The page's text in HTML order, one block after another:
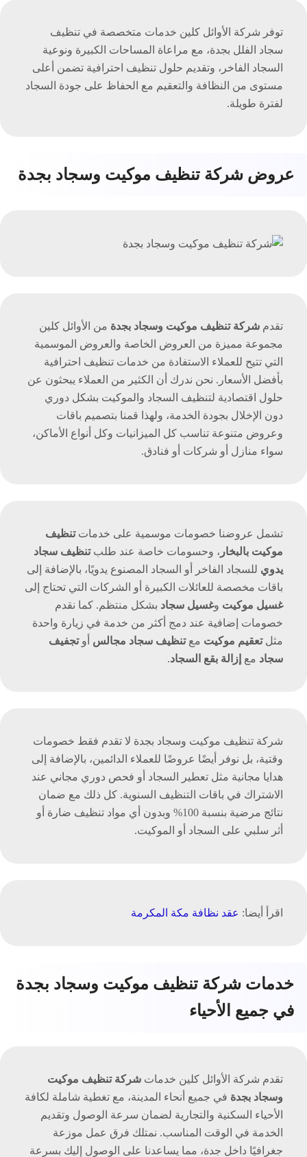
توفر شركة الأوائل كلين خدمات متخصصة في تنظيف
سجاد الفلل بجدة، مع مراعاة المساحات الكبيرة ونوعية
السجاد الفاخر، وتقديم حلول تنظيف احترافية تضمن أعلى
مستوى من النظافة والتعقيم مع الحفاظ على جودة السجاد
لفترة طويلة.
عروض شركة تنظيف موكيت وسجاد بجدة
تقدم شركة تنظيف موكيت وسجاد بجدة من الأوائل كلين
مجموعة مميزة من العروض الخاصة والعروض الموسمية
التي تتيح للعملاء الاستفادة من خدمات تنظيف احترافية
بأفضل الأسعار. نحن ندرك أن الكثير من العملاء يبحثون عن
حلول اقتصادية لتنظيف السجاد والموكيت بشكل دوري
دون الإخلال بجودة الخدمة، ولهذا قمنا بتصميم باقات
وعروض متنوعة تناسب كل الميزانيات وكل أنواع الأماكن،
سواء منازل أو شركات أو فنادق.
تشمل عروضنا خصومات موسمية على خدماتتنظيف
موكيت بالبخار ، وحسومات خاصة عند طلبتنظيف سجاد
يدوي للسجاد الفاخر أو السجاد المصنوع يدويًا، بالإضافة إلى
باقات مخصصة للعائلات الكبيرة أو الشركات التي تحتاج إلى
غسيل موكيت وغسيل سجاد بشكل منتظم. كما نقدم
خصومات إضافية عند دمج أكثر من خدمة في زيارة واحدة
مثلتعقيم موكيت معتنظيف سجاد مجالس أوتجفيف
سجاد مع إزالة بقع السجاد.
شركة تنظيف موكيت وسجاد بجدة لا تقدم فقط خصومات
وقتية، بل نوفر أيضًا عروضًا للعملاء الدائمين، بالإضافة إلى
هدايا مجانية مثل تعطير السجاد أو فحص دوري مجاني عند
الاشتراك في باقات التنظيف السنوية. كل ذلك مع ضمان
نتائج مرضية بنسبة 100% وبدون أي مواد تنظيف ضارة أو
أثر سلبي على السجاد أو الموكيت.
اقرأ أيضا: عقد نظافة مكة المكرمة
خدمات شركة تنظيف موكيت وسجاد بجدة
في جميع الأحياء
تقدم شركة الأوائل كلين خدمات شركة تنظيف موكيت
وسجاد بجدة في جميع أنحاء المدينة، مع تغطية شاملة لكافة
الأحياء السكنية والتجارية لضمان سرعة الوصول وتقديم
الخدمة في الوقت المناسب. نمتلك فرق عمل موزعة
جغرافيًا داخل جدة، مما يساعدنا على الوصول إليك بسرعة